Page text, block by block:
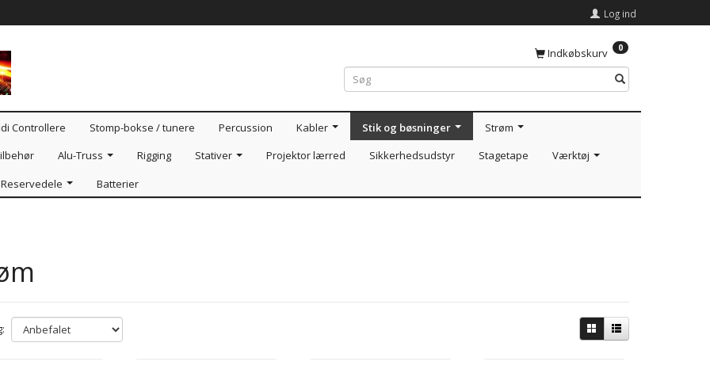
Log ind
Indkøbskurv 0
Controllere Stomp-bokse / tunere Percussion Kabler Stik og bøsninger
Strøm
Alu-Truss Rigging Stativer Projektor lærred Sikkerhedsudstyr Stagetape
Værktøj
Reservedele Batterier